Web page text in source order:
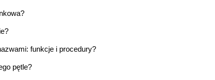
funkcje i procedury?
pętle?